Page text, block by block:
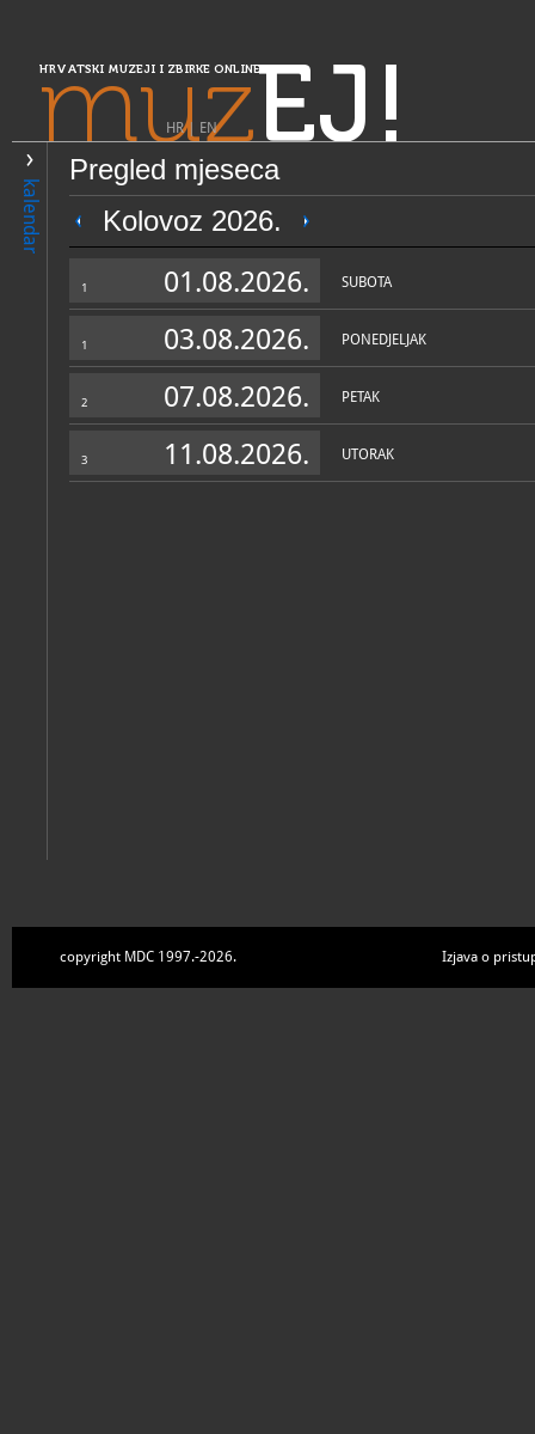
HRVATSKI MUZEJI I ZBIRKE ONLINE
muzEJ!
HR| EN
kalendar
Pregled mjeseca
Kolovoz 2026.
1 01.08.2026. SUBOTA
1 03.08.2026. PONEDJELJAK
2 07.08.2026. PETAK
3 11.08.2026. UTORAK
PRETRAŽIVANJE
Središnja Hrvatska
JGL Muzej farmacije
OPĆI PODACI
copyright MDC 1997.-2026. Izjava o